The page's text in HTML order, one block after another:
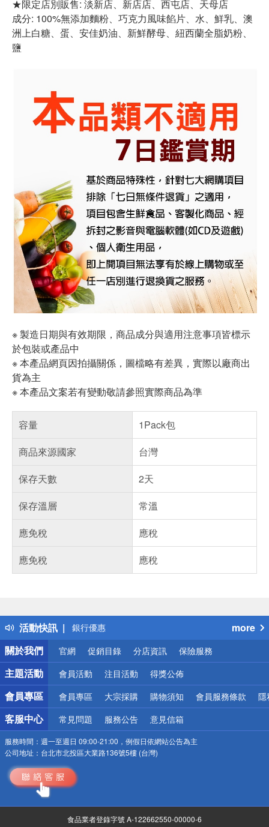
★限定店別販售: 淡新店、新店店、西屯店、天母店
成分: 100%無添加麵粉、巧克力風味餡片、水、鮮乳、澳
洲上白糖、蛋、安佳奶油、新鮮酵母、紐西蘭全脂奶粉、
鹽
※ 製造日期與有效期限，商品成分與適用注意事項皆標示
於包裝或產品中
※ 本產品網頁因拍攝關係，圖檔略有差異，實際以廠商出
貨為主
※ 本產品文案若有變動敬請參照實際商品為準
容量
1Pack包
商品來源國家
台灣
保存天數
2天
保存溫層
常溫
應免稅
應稅
應免稅
應稅
活動快訊
偏遠地區配送
熱門話題
銀行優惠
偏遠地區配送
詐騙網頁！請小心！
more
關於我們
官網 促銷目錄 分店資訊 保險服務
主題活動 會員活動 注目活動 得獎公佈
會員專區 會員專區 大宗採購 購物須知 會員服務條款 隱
客服中心 常見問題 服務公告 意見信箱
服務時間： 週一至週日 09:00-21:00，例假日依網站公告為主
公司地址： 台北市北投區大業路136號5樓 (台灣)
食品業者登錄字號 A-122662550-00000-6